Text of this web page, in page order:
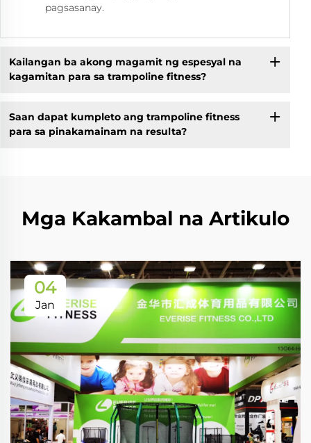
pagsasanay.
Kailangan ba akong magamit ng espesyal na
kagamitan para sa trampoline fitness?
Saan dapat kumpleto ang trampoline fitness
para sa pinakamainam na resulta?
Mga Kakambal na Artikulo
04
Jan